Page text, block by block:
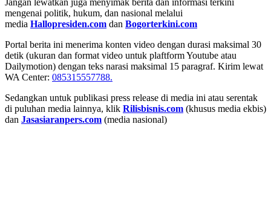
Jangan lewatkan juga menyimak berita dan informasi terkini
mengenai politik, hukum, dan nasional melalui
media Hallopresiden.com dan Bogorterkini.com
Portal berita ini menerima konten video dengan durasi maksimal 30
detik (ukuran dan format video untuk plaftform Youtube atau
Dailymotion) dengan teks narasi maksimal 15 paragraf. Kirim lewat
WA Center: 085315557788.
Sedangkan untuk publikasi press release di media ini atau serentak
di puluhan media lainnya, klik Rilisbisnis.com (khusus media ekbis)
dan Jasasiaranpers.com (media nasional)